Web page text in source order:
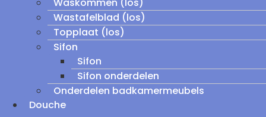
Wastafelblad (los)
Topplaat (los)
Sifon
Sifon
Sifon onderdelen
Onderdelen badkamermeubels
Douche